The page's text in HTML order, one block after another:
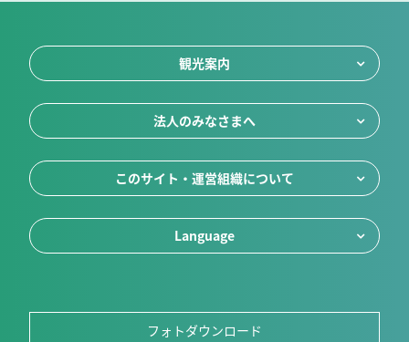
観光案内
法人のみなさまへ
このサイト・運営組織について
Language
フォトダウンロード